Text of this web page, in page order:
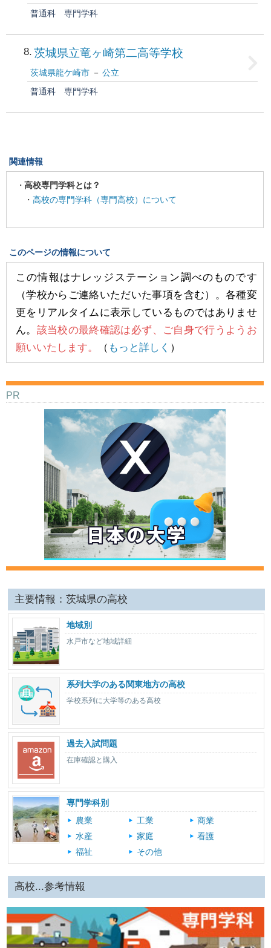
普通科
専門学科
8 茨城県立竜ヶ崎第二高等学校
茨城県龍ケ崎市
公立
普通科
専門学科
関連情報
高校専門学科とは？
・ 高校の専門学科（専門高校）について
このページの情報について
この情報はナレッジステーション調べのものです
（学校からご連絡いただいた事項を含む）。各種変
更をリアルタイムに表示しているものではありませ
ん。 該当校の最終確認は必ず、ご自身で行うようお
願いいたします。
（ もっと詳しく ）
PR
主要情報：茨城県の高校
地域別
水戸市など地域詳細
系列大学のある関東地方の高校
学校系列に大学等のある高校
過去入試問題
在庫確認と購入
専門学科別
農業
工業
商業
水産
家庭
看護
福祉
その他
高校...参考情報